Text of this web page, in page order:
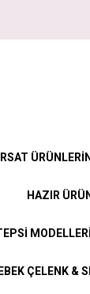
HAZIR
ÇELENK &